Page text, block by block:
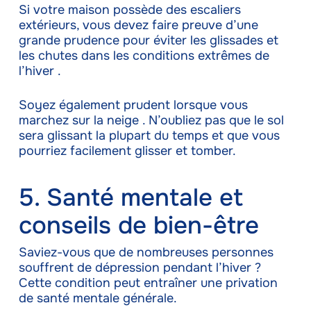
Si votre maison possède des escaliers
extérieurs, vous devez faire preuve d’une
grande prudence pour éviter les glissades et
les chutes dans les conditions extrêmes de
l’hiver .
Soyez également prudent lorsque vous
marchez sur la neige . N’oubliez pas que le sol
sera glissant la plupart du temps et que vous
pourriez facilement glisser et tomber.
5. Santé mentale et
conseils de bien-être
Saviez-vous que de nombreuses personnes
souffrent de dépression pendant l’hiver ?
Cette condition peut entraîner une privation
de santé mentale générale.